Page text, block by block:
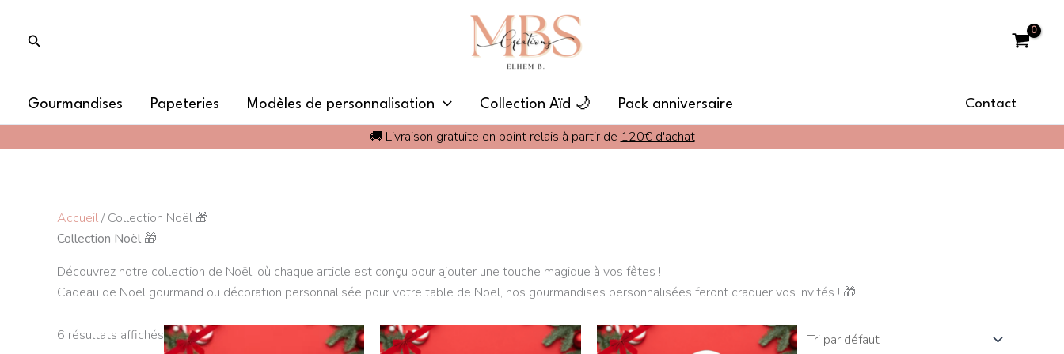
contenu
Rechercher
Gourmandises Papeteries Modèles de personnalisation Collection Aïd 🌙 Pack anniversaire Contact
🚚 Livraison gratuite en point relais à partir de 120€ d'achat
Accueil/ Collection Noël 🎁
Collection Noël 🎁
Découvrez notre collection de Noël, où chaque article est conçu pour ajouter une touche magique à vos fêtes !
Cadeau de Noël gourmand ou décoration personnalisée pour votre table de Noël, nos gourmandises personnalisées feront craquer vos invités ! 🎁
6 résultats affichés